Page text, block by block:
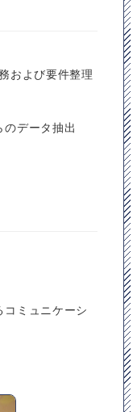
および要件整理
データ抽出
ミュニケーシ